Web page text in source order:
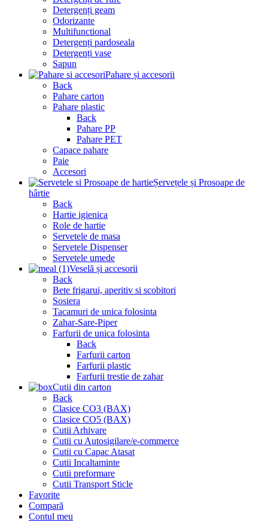
Detergenți geam
Odorizante
Multifunctional
Detergenți pardoseala
Detergenți vase
Sapun
Pahare și accesorii
Back
Pahare carton
Pahare plastic
Back
Pahare PP
Pahare PET
Capace pahare
Paie
Accesori
Șervețele și Prosoape de
hârtie
Back
Hartie igienica
Role de hartie
Servetele de masa
Servetele Dispenser
Servetele umede
Veselă și accesorii
Back
Bete frigarui, aperitiv si scobitori
Sosiera
Tacamuri de unica folosinta
Zahar-Sare-Piper
Farfurii de unica folosinta
Back
Farfurii carton
Farfurii plastic
Farfurii trestie de zahar
Cutii din carton
Back
Clasice CO3 (BAX)
Clasice CO5 (BAX)
Cutii Arhivare
Cutii cu Autosigilare/e-commerce
Cutii cu Capac Atasat
Cutii Incaltaminte
Cutii preformare
Cutii Transport Sticle
Favorite
Compară
Contul meu